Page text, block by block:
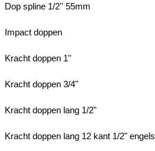
Dop spline 1/2'' 55mm
Impact doppen
Kracht doppen 1''
Kracht doppen 3/4"
Kracht doppen lang 1/2"
Kracht doppen lang 12 kant 1/2" engels